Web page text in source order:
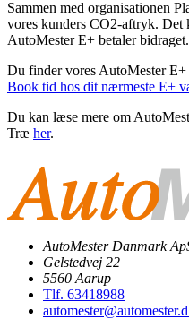
Sammen med organisationen
vores kunders CO2-aftryk. Det
AutoMester E+ betaler bidraget.
Du finder vores AutoMester
Book tid hos dit nærmeste E+
Du kan læse mere om
Træ her.
AutoMester Danmark
Gelstedvej 22
5560 Aarup
Tlf. 63418988